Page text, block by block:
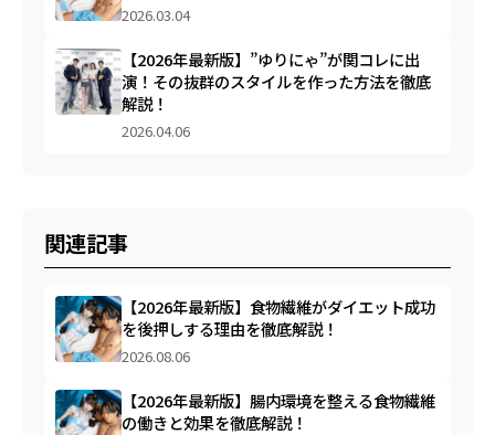
2026.03.04
【2026年最新版】”ゆりにゃ”が関コレに出
演！その抜群のスタイルを作った方法を徹底
解説！
2026.04.06
関連記事
【2026年最新版】食物繊維がダイエット成功
を後押しする理由を徹底解説！
2026.08.06
【2026年最新版】腸内環境を整える食物繊維
の働きと効果を徹底解説！